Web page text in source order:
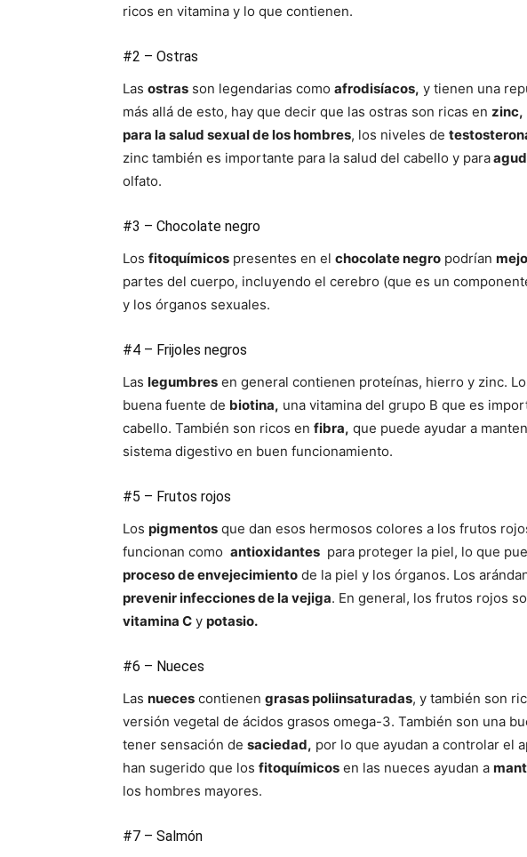
ricos en vitamina y lo que contienen.
#2 – Ostras
Las ostras son legendarias como afrodisíacos, y tienen una
más allá de esto, hay que decir que las ostras son ricas en zinc,
para la salud sexual de los hombres, los niveles de
zinc también es importante para la salud del cabello y para
olfato.
#3 – Chocolate negro
Los fitoquímicos presentes en el chocolate negro podrían
partes del cuerpo, incluyendo el cerebro (que es un
y los órganos sexuales.
#4 – Frijoles negros
Las legumbres en general contienen proteínas, hierro y zinc.
buena fuente de biotina, una vitamina del grupo B que es
cabello. También son ricos en fibra, que puede ayudar a
sistema digestivo en buen funcionamiento.
#5 – Frutos rojos
Los pigmentos que dan esos hermosos colores a los frutos
funcionan como antioxidantes para proteger la piel, lo que
proceso de envejecimiento de la piel y los órganos. Los
prevenir infecciones de la vejiga. En general, los frutos rojos
vitamina C y potasio.
#6 – Nueces
Las nueces contienen grasas poliinsaturadas, y también son
versión vegetal de ácidos grasos omega-3. También son una
tener sensación de saciedad, por lo que ayudan a controlar el
han sugerido que los fitoquímicos en las nueces ayudan a
los hombres mayores.
#7 – Salmón